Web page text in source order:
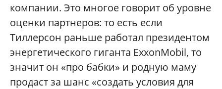
компании. Это многое говорит об уровне
оценки партнеров: то есть если
Тиллерсон раньше работал президентом
энергетического гиганта ExxonMobil, то
значит он «про бабки» и родную маму
продаст за шанс «создать условия для